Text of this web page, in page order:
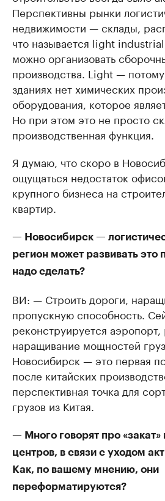
Перспективны рынки
недвижимости — склады,
что называется light
можно организовать
производства. Light — потому
зданиях нет химических
оборудования, которое
Но при этом это не просто
производственная функция.
Я думаю, что скоро в
ощущаться недостаток
крупного бизнеса на
квартир.
— Новосибирск —
регион может развивать это
надо сделать?
ВИ: — Строить дороги,
пропускную способность.
реконструируется
наращивание мощностей
Новосибирск — это первая
после китайских
перспективная точка для
грузов из Китая.
— Много говорят про
центров, в связи с уходом
Как, по вашему мнению, они
переформатируются?